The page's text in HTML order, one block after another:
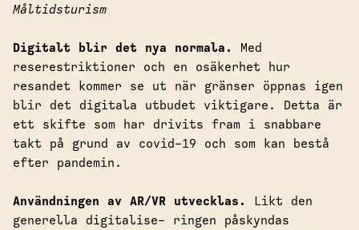
Måltidsturism
Digitalt blir det nya normala.
Med
reserestriktioner och en osäkerhet hur
resandet kommer se ut när gränser öppnas igen
blir det digitala utbudet viktigare. Detta är
ett skifte som har drivits fram i snabbare
takt på grund av covid-19 och som kan bestå
efter pandemin.
Användningen av AR/VR utvecklas.
Likt den
generella digitalise- ringen påskyndas